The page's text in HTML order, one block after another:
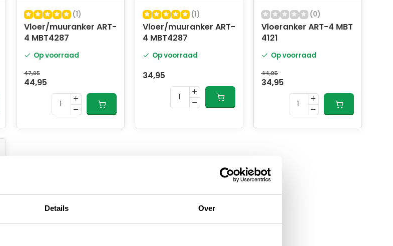
Details Over
(1)
Vloer/muuranker ART-
4 MBT4287
Op voorraad
47,95
44,95
(1)
Vloer/muuranker ART-
4 MBT4287
Op voorraad
34,95
(0)
Vloeranker ART-4 MBT
4121
Op voorraad
44,95
34,95